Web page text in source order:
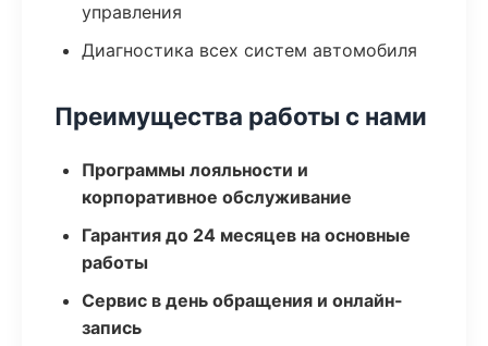
управления
Диагностика всех систем автомобиля
Преимущества работы с нами
Программы лояльности и
корпоративное обслуживание
Гарантия до 24 месяцев на основные
работы
Сервис в день обращения и онлайн-
запись